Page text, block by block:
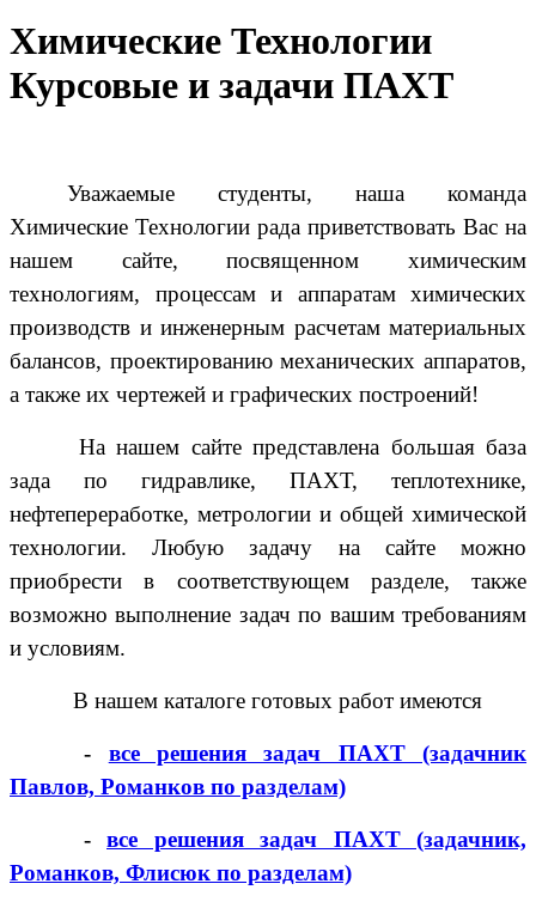
Химические Технологии
Курсовые и задачи ПАХТ
Уважаемые студенты, наша команда
Химические Технологии рада приветствовать Вас на
нашем сайте, посвященном химическим
технологиям, процессам и аппаратам химических
производств и инженерным расчетам материальных
балансов, проектированию механических аппаратов,
а также их чертежей и графических построений!
На нашем сайте представлена большая база
зада по гидравлике, ПАХТ, теплотехнике,
нефтепереработке, метрологии и общей химической
технологии. Любую задачу на сайте можно
приобрести в соответствующем разделе, также
возможно выполнение задач по вашим требованиям
и условиям.
В нашем каталоге готовых работ имеются
- все решения задач ПАХТ (задачник
Павлов, Романков по разделам)
- все решения задач ПАХТ (задачник,
Романков, Флисюк по разделам)